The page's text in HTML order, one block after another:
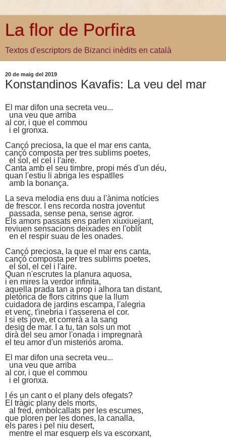
La flor de Porfira
Textos d'escriptors de Bizanci inèdits en català
20 de maig del 2019
Konstandinos Kavafis: La veu del mar
El mar difon una secreta veu...
una veu que arriba
al cor, i que el commou
i el gronxa.
Cançó preciosa, la que el mar ens canta,
cançó composta per tres sublims poetes,
el sol, el cel i l'aire.
Canta amb el seu timbre, propi més d'un déu,
quan l'estiu li abriga les espatlles
amb la bonança.
La seva melodia ens duu a l'ànima notícies
de frescor. I ens recorda nostra joventut
passada, sense pena, sense agror.
Els amors passats ens parlen xiuxiuejant,
reviuen sensacions deixades en l'oblit
en el respir suau de les onades.
Cançó preciosa, la que el mar ens canta,
cançó composta per tres sublims poetes,
el sol, el cel i l'aire.
Quan n'escrutes la planura aquosa,
i en mires la verdor infinita,
aquella prada tan a prop i alhora tan distant,
pletòrica de flors citrins que la llum
cuidadora de jardins escampa, l'alegria
et venç, t'inebria i t'asserena el cor.
I si ets jove, et correrà a la sang
desig de mar. I a tu, tan sols un mot
dirà del seu amor l'onada i impregnarà
el teu amor d'un misteriós aroma.
El mar difon una secreta veu...
una veu que arriba
al cor, i que el commou
i el gronxa.
I és un cant o el plany dels ofegats?
El tràgic plany dels morts,
al fred, embolcallats per les escumes,
que ploren per les dones, la canalla,
els pares i pel niu desert,
mentre el mar esquerp els va escorxant,